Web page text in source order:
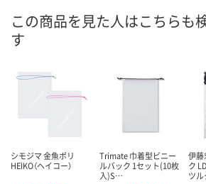
8月31日（
カゴへ
この商品を見た人はこちらも
す
シモジマ 金魚ポリ
HEIKO（ヘイコー）
Trimate 巾着型ビニー
ルバック 1セット(10枚
入)S…
伊藤
ク
ツル